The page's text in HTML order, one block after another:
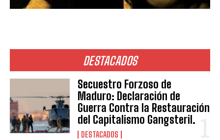
DESTACADOS
Secuestro Forzoso de
Maduro: Declaración de
Guerra Contra la Restauración
del Capitalismo Gangsteril.
DESTACADOS